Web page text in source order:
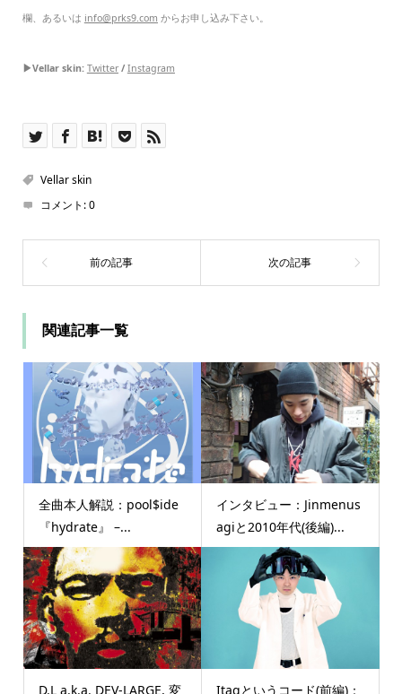
欄、あるいは info@prks9.com からお申し込み下さい。
▶Vellar skin: Twitter/ Instagram
Vellar skin
コメント:0
関連記事一覧
全曲本人解説：pool$ide
『hydrate』 –...
インタビュー：Jinmenus
agiと2010年代(後編)...
D.L a.k.a. DEV-LARGE, 変 Itaqというコード(前編)：